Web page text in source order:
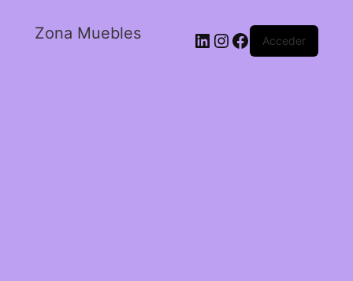
Zona Muebles Acceder